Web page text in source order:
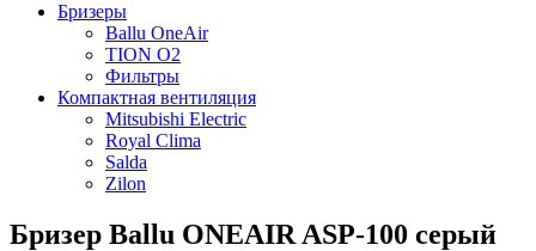
Бризеры
Ballu OneAir
TION O2
Фильтры
Компактная вентиляция
Mitsubishi Electric
Royal Clima
Salda
Zilon
Бризер Ballu ONEAIR ASP-100 серый